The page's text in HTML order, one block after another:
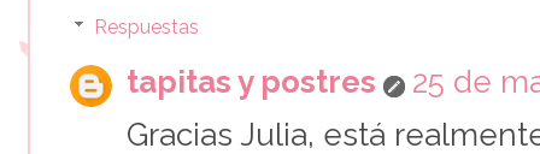
Respuestas
tapitas y postres
25 de
Gracias Julia, está